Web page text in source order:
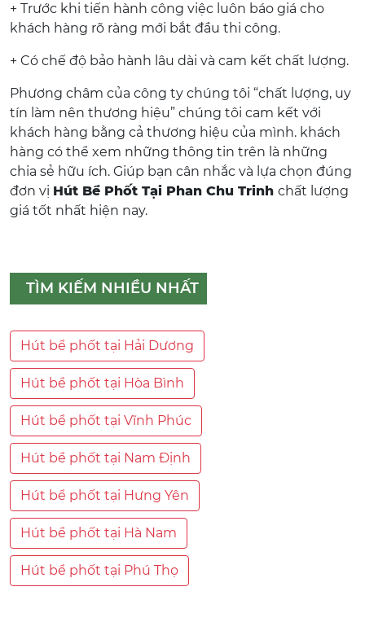
+ Trước khi tiến hành công việc luôn báo giá cho
khách hàng rõ ràng mới bắt đầu thi công.
+ Có chế độ bảo hành lâu dài và cam kết chất lượng.
Phương châm của công ty chúng tôi “chất lượng, uy
tín làm nên thương hiệu” chúng tôi cam kết với
khách hàng bằng cả thương hiệu của mình. khách
hàng có thể xem những thông tin trên là những
chia sẻ hữu ích. Giúp bạn cân nhắc và lựa chọn đúng
đơn vị Hút Bể Phốt Tại Phan Chu Trinh chất lượng
giá tốt nhất hiện nay.
TÌM KIẾM NHIỀU NHẤT
Hút bể phốt tại Hải Dương
Hút bể phốt tại Hòa Bình
Hút bể phốt tại Vĩnh Phúc
Hút bể phốt tại Nam Định
Hút bể phốt tại Hưng Yên
Hút bể phốt tại Hà Nam
Hút bể phốt tại Phú Thọ